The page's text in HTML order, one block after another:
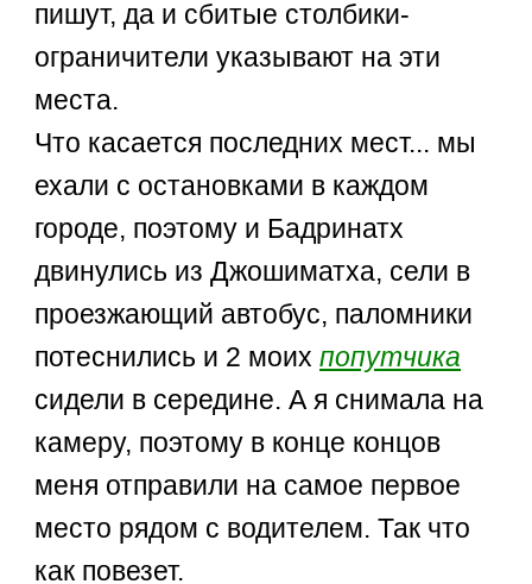
пишут, да и сбитые столбики-
ограничители указывают на эти
места.
Что касается последних мест... мы
ехали с остановками в каждом
городе, поэтому и Бадринатх
двинулись из Джошиматха, сели в
проезжающий автобус, паломники
потеснились и 2 моихпопутчика
сидели в середине. А я снимала на
камеру, поэтому в конце концов
меня отправили на самое первое
место рядом с водителем. Так что
как повезет.